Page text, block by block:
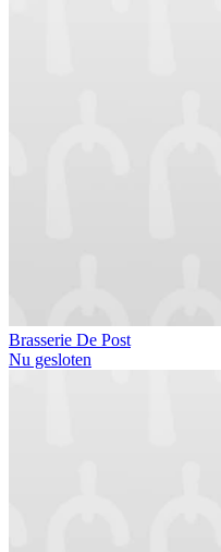
Brasserie De Post
Nu gesloten